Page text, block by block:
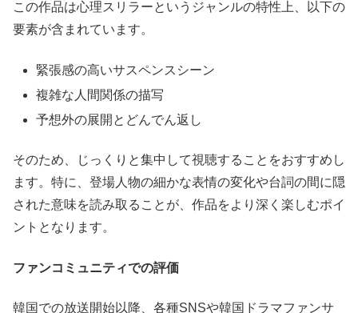
この作品は心理スリラーというジャンルの特性上、以下の
要素が含まれています。
緊張感の高いサスペンスシーン
複雑な人間関係の描写
予想外の展開とどんでん返し
そのため、じっくりと集中して視聴することをおすすめし
ます。特に、登場人物の細かな表情の変化や台詞の間に隠
された意味を読み取ることが、作品をより深く楽しむポイ
ントとなります。
ファンコミュニティでの評価
韓国での放送開始以降、各種SNSや韓国ドラマファンサ